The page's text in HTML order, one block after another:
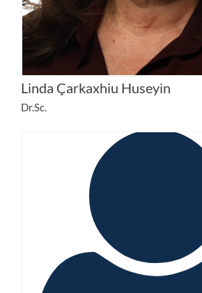
Linda Çarkaxhiu Huseyin
Dr.Sc.